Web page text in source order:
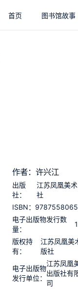
首页 图书馆故事
作者：许兴江
出版
社：
江苏凤凰美
社
ISBN：
电子出版物发行数
量：
版权持
有：
江苏凤凰美
版社
电子出版物
发行单位：
江苏凤凰
出版社有
司